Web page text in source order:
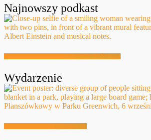
Najnowszy podkast
Wydarzenie